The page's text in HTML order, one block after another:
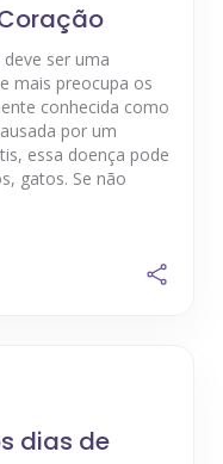
ser uma
mais preocupa os
conhecida como
por um
essa doença pode
gatos. Se não
dias de